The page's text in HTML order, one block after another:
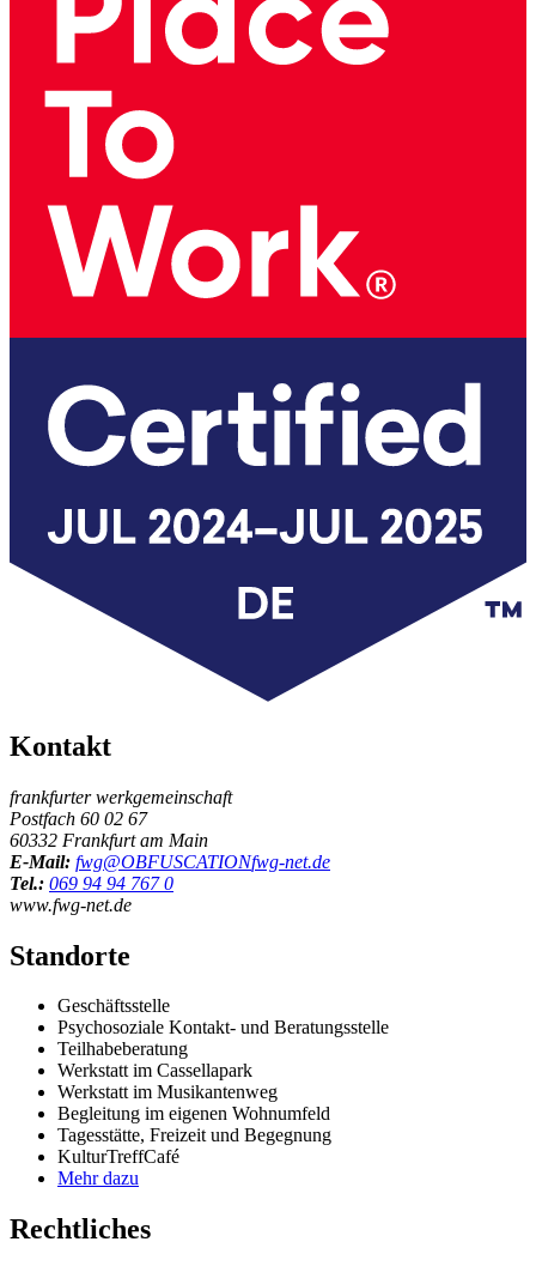
Kontakt
frankfurter werkgemeinschaft
Postfach 60 02 67
60332 Frankfurt am Main
E-Mail: fwg@OBFUSCATIONfwg-net.de
Tel.: 069 94 94 767 0
www.fwg-net.de
Standorte
Geschäftsstelle
Psychosoziale Kontakt- und Beratungsstelle
Teilhabeberatung
Werkstatt im Cassellapark
Werkstatt im Musikantenweg
Begleitung im eigenen Wohnumfeld
Tagesstätte, Freizeit und Begegnung
KulturTreffCafé
Mehr dazu
Rechtliches